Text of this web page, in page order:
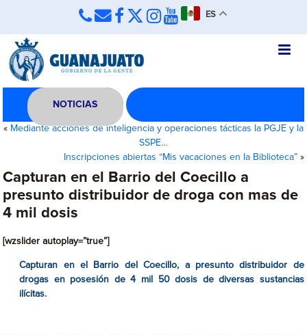
ES
NOTICIAS
« Mediante acciones de inteligencia y operaciones tácticas la PGJE y la
SSPE…
Inscripciones abiertas “Mis vacaciones en la Biblioteca”»
Capturan en el Barrio del Coecillo a
presunto distribuidor de droga con mas de
4 mil dosis
[wzslider autoplay=”true”]
Capturan en el Barrio del Coecillo, a presunto distribuidor de
drogas en posesión de 4 mil 50 dosis de diversas sustancias
ilícitas.